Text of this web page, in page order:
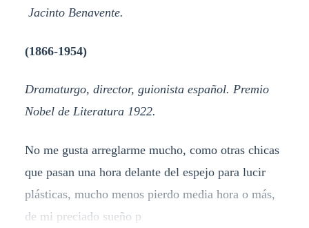
Jacinto Benavente.
(1866-1954)
Dramaturgo, director, guionista español. Premio
Nobel de Literatura 1922.
No me gusta arreglarme mucho, como otras chicas
que pasan una hora delante del espejo para lucir
plásticas, mucho menos pierdo media hora o más,
de mi preciado sueño p